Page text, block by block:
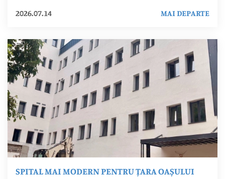
2026.07.14
MAI DEPARTE
SPITAL MAI MODERN PENTRU ȚARA OAȘULUI